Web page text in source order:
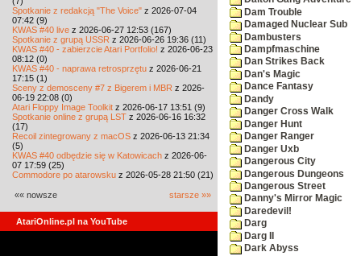
Spotkanie z redakcją "The Voice" z 2026-07-04
07:42 (9)
KWAS #40 live z 2026-06-27 12:53 (167)
Spotkanie z grupą USSR z 2026-06-26 19:36 (11)
KWAS #40 - zabierzcie Atari Portfolio! z 2026-06-23
08:12 (0)
KWAS #40 - naprawa retrosprzętu z 2026-06-21
17:15 (1)
Sceny z demosceny #7 z Bigerem i MBR z 2026-
06-19 22:08 (0)
Atari Floppy Image Toolkit z 2026-06-17 13:51 (9)
Spotkanie online z grupą LST z 2026-06-16 16:32
(17)
Recoil zintegrowany z macOS z 2026-06-13 21:34
(5)
KWAS #40 odbędzie się w Katowicach z 2026-06-
07 17:59 (25)
Commodore po atarowsku z 2026-05-28 21:50 (21)
«« nowsze starsze »»
AtariOnline.pl na YouTube
Dam Trouble
Damaged Nuclear Sub
Dambusters
Dampfmaschine
Dan Strikes Back
Dan's Magic
Dance Fantasy
Dandy
Danger Cross Walk
Danger Hunt
Danger Ranger
Danger Uxb
Dangerous City
Dangerous Dungeons
Dangerous Street
Danny's Mirror Magic
Daredevil!
Darg
Darg II
Dark Abyss